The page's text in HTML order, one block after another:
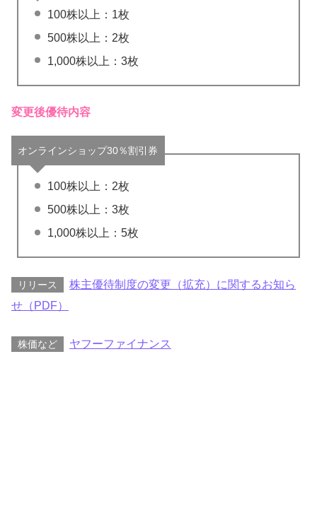
100株以上：1枚
500株以上：2枚
1,000株以上：3枚
変更後優待内容
オンラインショップ30％割引券
100株以上：2枚
500株以上：3枚
1,000株以上：5枚
リリース
株主優待制度の変更（拡充）に関するお知ら
せ（PDF）
株価など ヤフーファイナンス